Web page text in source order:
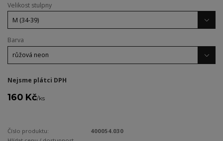
Velikost stulpny
Barva
Nejsme plátci DPH
160 Kč/ks
Číslo produktu:
400054.030